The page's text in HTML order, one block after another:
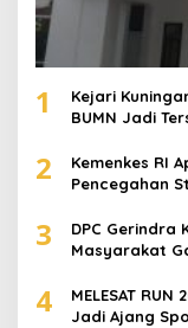
1
Kejari
BUMN Jadi
2
Kemenkes RI
Pencegahan
3
DPC Gerindra
Masyarakat
4
MELESAT
Jadi Ajang